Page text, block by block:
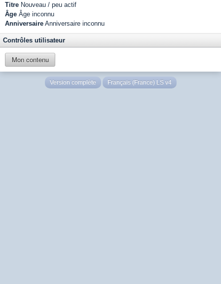
Titre Nouveau / peu actif
Âge Âge inconnu
Anniversaire Anniversaire inconnu
Contrôles utilisateur
Mon contenu
Version complète Français (France) LS v4